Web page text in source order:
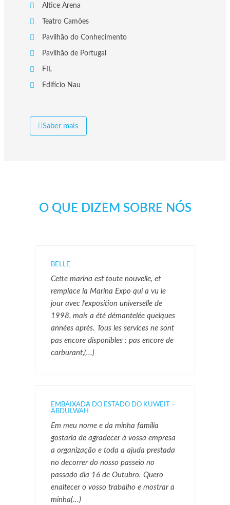
Altice Arena
Teatro Camões
Pavilhão do Conhecimento
Pavilhão de Portugal
FIL
Edifício Nau
Saber mais
O QUE DIZEM SOBRE NÓS
BELLE
Cette marina est toute nouvelle, et
remplace la Marina Expo qui a vu le
jour avec l’exposition universelle de
1998, mais a été démantelée quelques
années après. Tous les services ne sont
pas encore disponibles : pas encore de
carburant,(...)
EMBAIXADA DO ESTADO DO KUWEIT –
ABDULWAH
Em meu nome e da minha família
gostaria de agradecer à vossa empresa
a organização e toda a ajuda prestada
no decorrer do nosso passeio no
passado dia 16 de Outubro. Quero
enaltecer o vosso trabalho e mostrar a
minha(...)